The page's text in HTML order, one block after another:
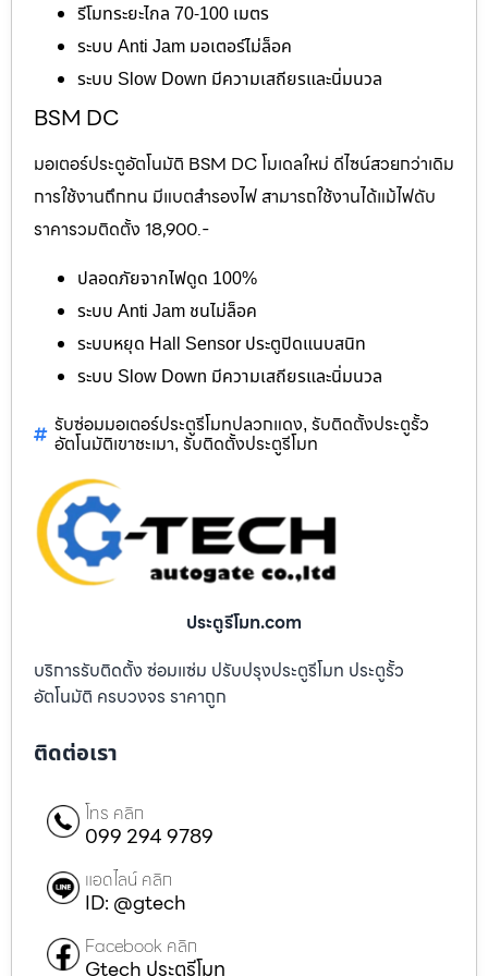
รีโมทระยะไกล 70-100 เมตร
ระบบ Anti Jam มอเตอร์ไม่ล็อค
ระบบ Slow Down มีความเสถียรและนิ่มนวล
BSM DC
มอเตอร์ประตูอัตโนมัติ BSM DC โมเดลใหม่ ดีไซน์สวยกว่าเดิม
การใช้งานถึกทน มีแบตสำรองไฟ สามารถใช้งานได้แม้ไฟดับ
ราคารวมติดตั้ง 18,900.-
ปลอดภัยจากไฟดูด 100%
ระบบ Anti Jam ชนไม่ล็อค
ระบบหยุด Hall Sensor ประตูปิดแนบสนิท
ระบบ Slow Down มีความเสถียรและนิ่มนวล
รับซ่อมมอเตอร์ประตูรีโมทปลวกแดง, รับติดตั้งประตูรั้ว
อัตโนมัติเขาชะเมา, รับติดตั้งประตูรีโมท
ประตูรีโมท.com
บริการรับติดตั้ง ซ่อมแซ่ม ปรับปรุงประตูรีโมท ประตูรั้ว
อัตโนมัติ ครบวงจร ราคาถูก
ติดต่อเรา
โทร คลิก
099 294 9789
แอดไลน์ คลิก
ID: @gtech
Facebook คลิก
Gtech ประตูรีโมท